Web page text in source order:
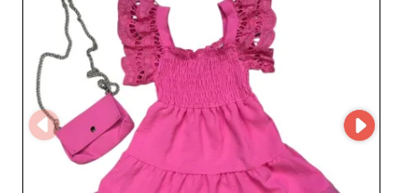
hizmetleriyle tanınan, güvenilir ve ilgili bir iş ortağı
seçmek demektir. Uzmanlığı ve kaliteye bağlılığı
sayesinde Słoń, çocuk modasında uzmanlaşmış
mağazalar için vazgeçilmez bir müttefiktir.
Müşterilerinize işlevsel, modern ve konforlu çocuk giyim
ürünleri sunun; Słoń, özenle hazırlanmış ve zamansız
koleksiyonlarıyla işletmenizin başarısına katkıda
bulunsun.